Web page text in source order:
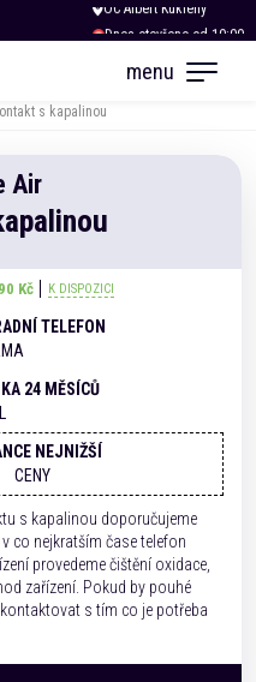
Dnes otevřeno od 10:00
menu
s kapalinou
Air
Kč K DISPOZICI
TELEFON
24 MĚSÍCŮ
NEJNIŽŠÍ
CENY
s kapalinou doporučujeme
co nejkratším čase telefon
provedeme čištění oxidace,
zařízení. Pokud by pouhé
s tím co je potřeba